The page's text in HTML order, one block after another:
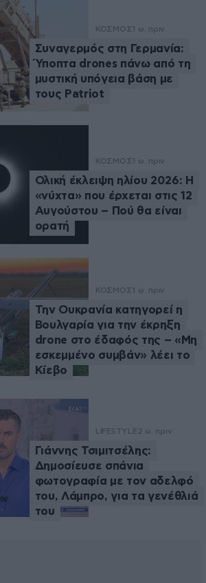
ΚΟΣΜΟΣ 1 ω. πριν
Συναγερμός στη Γερμανία:
Ύποπτα drones πάνω από τη
μυστική υπόγεια βάση με
τους Patriot
ΚΟΣΜΟΣ 1 ω. πριν
Ολική έκλειψη ηλίου 2026: Η
«νύχτα» που έρχεται στις 12
Αυγούστου – Πού θα είναι
ορατή
ΚΟΣΜΟΣ 1 ω. πριν
Την Ουκρανία κατηγορεί η
Βουλγαρία για την έκρηξη
drone στο έδαφός της – «Μη
εσκεμμένο συμβάν» λέει το
Κίεβο
LIFESTYLE 2 ω. πριν
Γιάννης Τσιμιτσέλης:
Δημοσίευσε σπάνια
φωτογραφία με τον αδελφό
του, Λάμπρο, για τα γενέθλιά
του